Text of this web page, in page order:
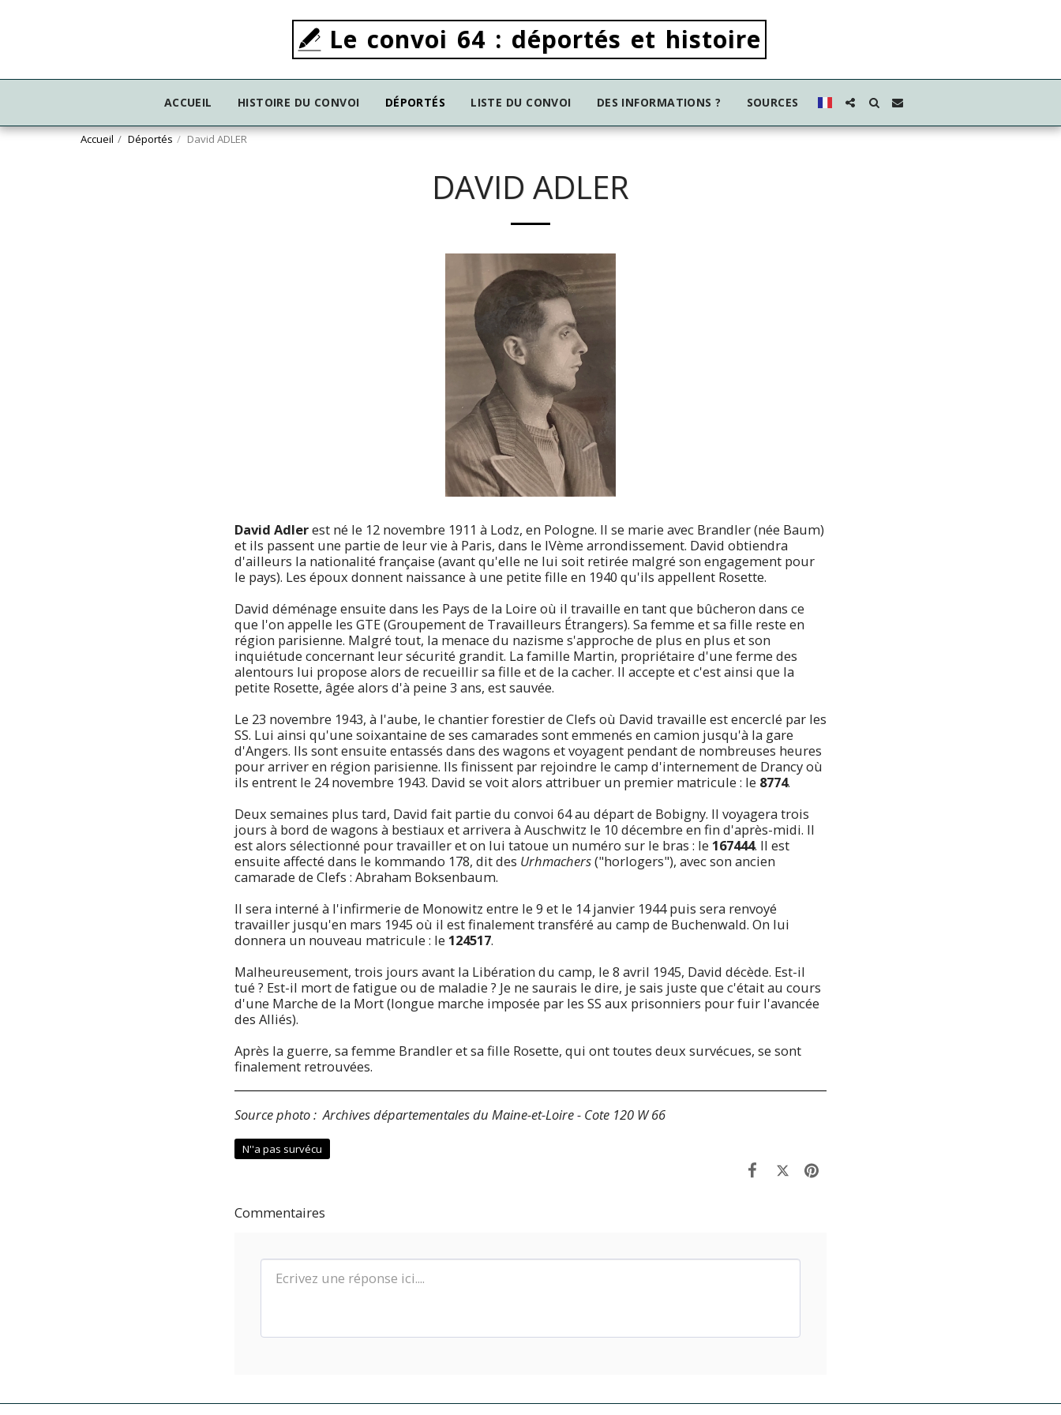
Le convoi 64 : déportés et histoire
ACCUEIL HISTOIRE DU CONVOI DÉPORTÉS LISTE DU CONVOI DES INFORMATIONS ? SOURCES
Accueil Déportés David ADLER
DAVID ADLER
David Adlerest né le 12 novembre 1911 à Lodz, en Pologne. Il se marie avec Brandler (née Baum)
et ils passent une partie de leur vie à Paris, dans le IVème arrondissement. David obtiendra
d'ailleurs la nationalité française (avant qu'elle ne lui soit retirée malgré son engagement pour
le pays). Les époux donnent naissance à une petite fille en 1940 qu'ils appellent Rosette.
David déménage ensuite dans les Pays de la Loire où il travaille en tant que bûcheron dans ce
que l'on appelle les GTE (Groupement de Travailleurs Étrangers). Sa femme et sa fille reste en
région parisienne. Malgré tout, la menace du nazisme s'approche de plus en plus et son
inquiétude concernant leur sécurité grandit. La famille Martin, propriétaire d'une ferme des
alentours lui propose alors de recueillir sa fille et de la cacher. Il accepte et c'est ainsi que la
petite Rosette, âgée alors d'à peine 3 ans, est sauvée.
Le 23 novembre 1943, à l'aube, le chantier forestier de Clefs où David travaille est encerclé par les
SS. Lui ainsi qu'une soixantaine de ses camarades sont emmenés en camion jusqu'à la gare
d'Angers. Ils sont ensuite entassés dans des wagons et voyagent pendant de nombreuses heures
pour arriver en région parisienne. Ils finissent par rejoindre le camp d'internement de Drancy où
ils entrent le 24 novembre 1943. David se voit alors attribuer un premier matricule : le 8774.
Deux semaines plus tard, David fait partie du convoi 64 au départ de Bobigny. Il voyagera trois
jours à bord de wagons à bestiaux et arrivera à Auschwitz le 10 décembre en fin d'après-midi. Il
est alors sélectionné pour travailler et on lui tatoue un numéro sur le bras : le 167444. Il est
ensuite affecté dans le kommando 178, dit des Urhmachers("horlogers"), avec son ancien
camarade de Clefs : Abraham Boksenbaum.
Il sera interné à l'infirmerie de Monowitz entre le 9 et le 14 janvier 1944 puis sera renvoyé
travailler jusqu'en mars 1945 où il est finalement transféré au camp de Buchenwald. On lui
donnera un nouveau matricule : le 124517.
Malheureusement, trois jours avant la Libération du camp, le 8 avril 1945, David décède. Est-il
tué ? Est-il mort de fatigue ou de maladie ? Je ne saurais le dire, je sais juste que c'était au cours
d'une Marche de la Mort (longue marche imposée par les SS aux prisonniers pour fuir l'avancée
des Alliés).
Après la guerre, sa femme Brandler et sa fille Rosette, qui ont toutes deux survécues, se sont
finalement retrouvées.
Source photo : Archives départementales du Maine-et-Loire - Cote 120 W 66
N''a pas survécu
Commentaires